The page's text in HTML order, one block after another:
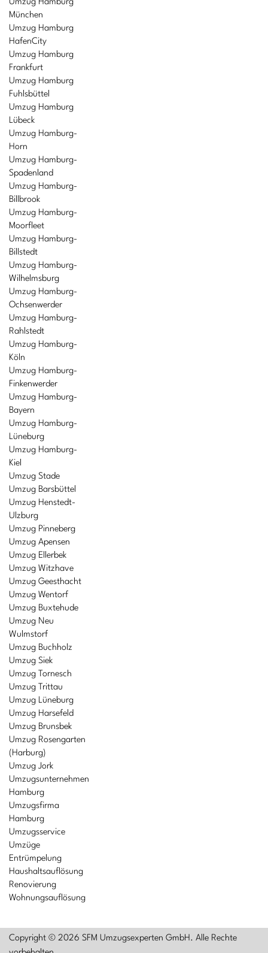
Umzug Hamburg
München
Umzug Hamburg
HafenCity
Umzug Hamburg
Frankfurt
Umzug Hamburg
Fuhlsbüttel
Umzug Hamburg
Lübeck
Umzug Hamburg-
Horn
Umzug Hamburg-
Spadenland
Umzug Hamburg-
Billbrook
Umzug Hamburg-
Moorfleet
Umzug Hamburg-
Billstedt
Umzug Hamburg-
Wilhelmsburg
Umzug Hamburg-
Ochsenwerder
Umzug Hamburg-
Rahlstedt
Umzug Hamburg-
Köln
Umzug Hamburg-
Finkenwerder
Umzug Hamburg-
Bayern
Umzug Hamburg-
Lüneburg
Umzug Hamburg-
Kiel
Umzug Stade
Umzug Barsbüttel
Umzug Henstedt-
Ulzburg
Umzug Pinneberg
Umzug Apensen
Umzug Ellerbek
Umzug Witzhave
Umzug Geesthacht
Umzug Wentorf
Umzug Buxtehude
Umzug Neu
Wulmstorf
Umzug Buchholz
Umzug Siek
Umzug Tornesch
Umzug Trittau
Umzug Lüneburg
Umzug Harsefeld
Umzug Brunsbek
Umzug Rosengarten
(Harburg)
Umzug Jork
Umzugsunternehmen
Hamburg
Umzugsfirma
Hamburg
Umzugsservice
Umzüge
Entrümpelung
Haushaltsauflösung
Renovierung
Wohnungsauflösung
Copyright © 2026 SFM Umzugsexperten GmbH. Alle Rechte